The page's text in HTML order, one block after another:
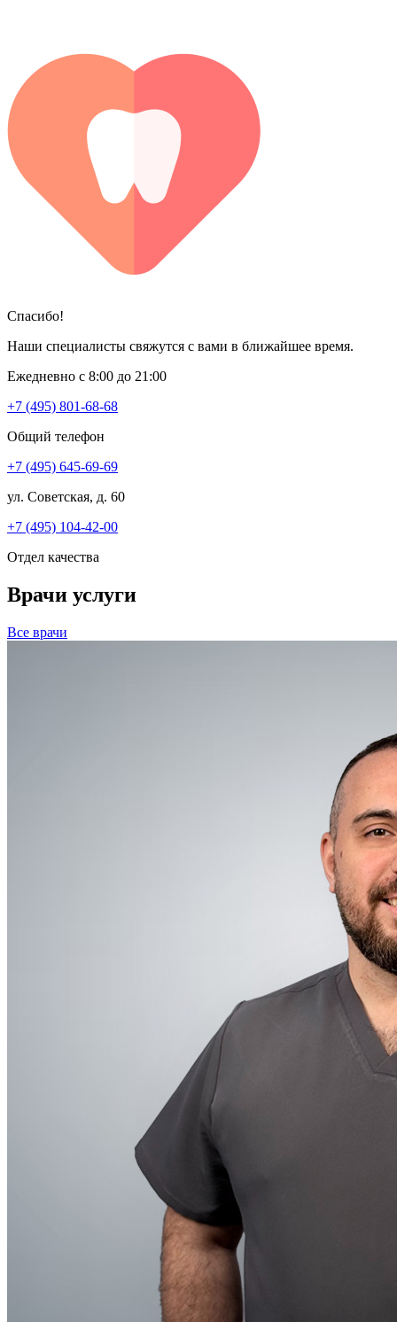
Спасибо!
Наши специалисты свяжутся с вами в ближайшее время.
Ежедневно с 8:00 до 21:00
+7 (495) 801-68-68
Общий телефон
+7 (495) 645-69-69
ул. Советская, д. 60
+7 (495) 104-42-00
Отдел качества
Врачи услуги
Все врачи